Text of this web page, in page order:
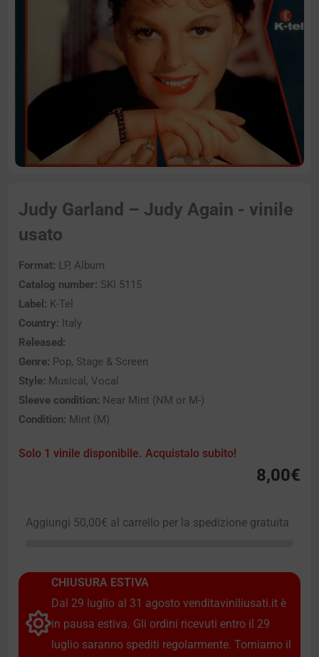
Judy Garland – Judy Again - vinile
usato
Format: LP, Album
Catalog number: SKI 5115
Label: K-Tel
Country: Italy
Released:
Genre: Pop, Stage & Screen
Style: Musical, Vocal
Sleeve condition: Near Mint (NM or M-)
Condition: Mint (M)
Solo 1 vinile disponibile. Acquistalo subito!
8,00€
Aggiungi 50,00€ al carrello per la spedizione gratuita
CHIUSURA ESTIVA
Dal 29 luglio al 31 agosto venditaviniliusati.it è
in pausa estiva. Gli ordini ricevuti entro il 29
luglio saranno spediti regolarmente. Torniamo il